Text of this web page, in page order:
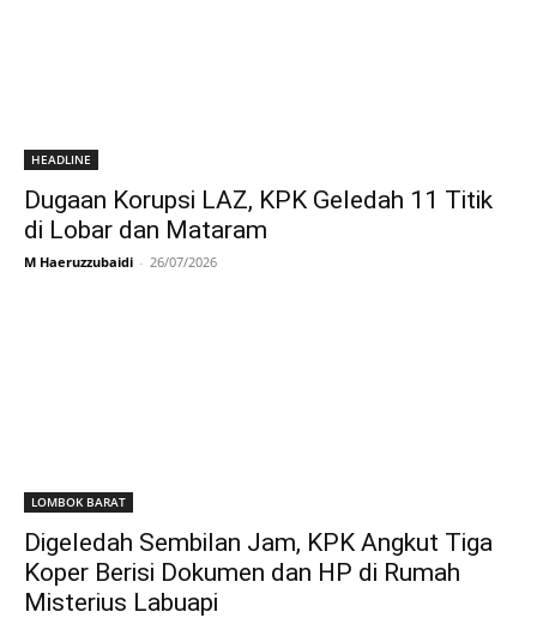
HEADLINE
Dugaan Korupsi LAZ, KPK Geledah 11 Titik
di Lobar dan Mataram
M Haeruzzubaidi - 26/07/2026
LOMBOK BARAT
Digeledah Sembilan Jam, KPK Angkut Tiga
Koper Berisi Dokumen dan HP di Rumah
Misterius Labuapi